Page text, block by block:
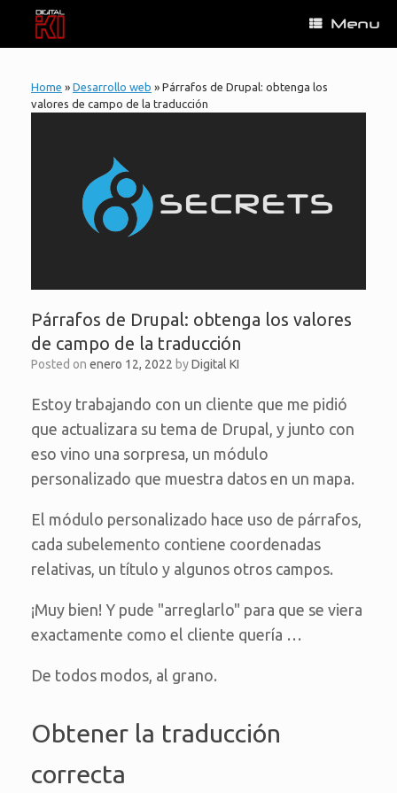
content
Menu
Home » Desarrollo web » Párrafos de Drupal: obtenga los
valores de campo de la traducción
Párrafos de Drupal: obtenga los valores
de campo de la traducción
Posted on enero 12, 2022 byDigital KI
Estoy trabajando con un cliente que me pidió
que actualizara su tema de Drupal, y junto con
eso vino una sorpresa, un módulo
personalizado que muestra datos en un mapa.
El módulo personalizado hace uso de párrafos,
cada subelemento contiene coordenadas
relativas, un título y algunos otros campos.
¡Muy bien! Y pude "arreglarlo" para que se viera
exactamente como el cliente quería …
De todos modos, al grano.
Obtener la traducción
correcta